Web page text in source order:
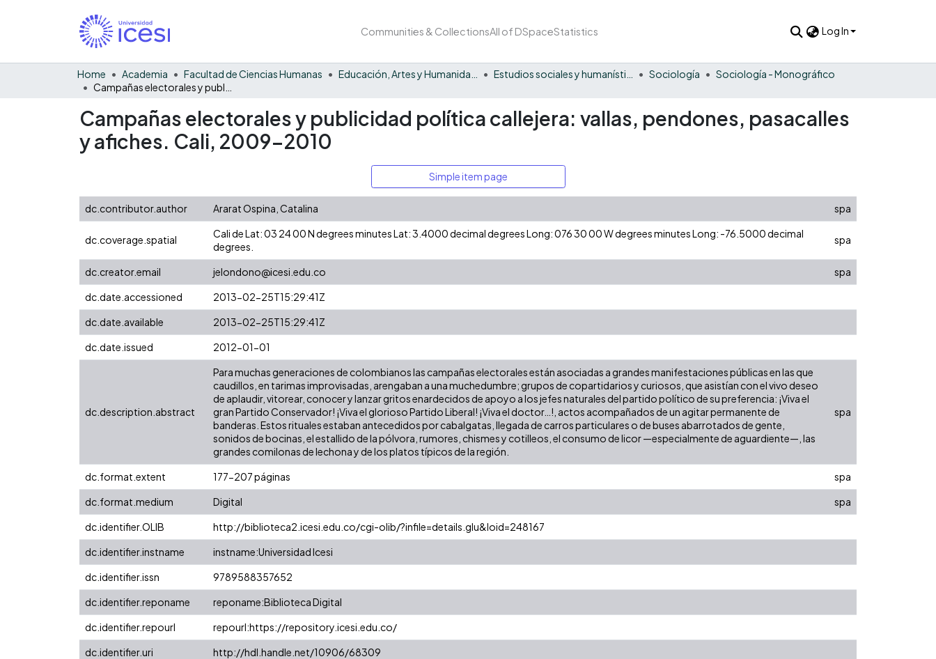
Communities & CollectionsAll of DSpaceStatistics Log In
Home Academia Facultad de Ciencias Humanas Sociología
Sociología - Monográfico
Campañas electorales y publicidad política callejera: vallas, pendones, pasacalles
y afiches. Cali, 2009-2010
Simple item page
dc.contributor.author Ararat Ospina, Catalina spa
dc.coverage.spatial
Cali de Lat: 03 24 00 N degrees minutes Lat: 3.4000 decimal degrees Long: 076 30 00 W degrees minutes Long: -76.5000 decimal
degrees.
spa
dc.creator.email jelondono@icesi.edu.co
spa
dc.date.accessioned
2013-02-25T15:29:41Z
dc.date.available
2013-02-25T15:29:41Z
dc.date.issued
2012-01-01
dc.description.abstract
Para muchas generaciones de colombianos las campañas electorales están asociadas a grandes manifestaciones públicas en las que
caudillos, en tarimas improvisadas, arengaban a una muchedumbre; grupos de copartidarios y curiosos, que asistían con el vivo deseo
de aplaudir, vitorear, conocer y lanzar gritos enardecidos de apoyo a los jefes naturales del partido político de su preferencia: ¡Viva el
gran Partido Conservador! ¡Viva el glorioso Partido Liberal! ¡Viva el doctor…!, actos acompañados de un agitar permanente de
banderas. Estos rituales estaban antecedidos por cabalgatas, llegada de carros particulares o de buses abarrotados de gente,
sonidos de bocinas, el estallido de la pólvora, rumores, chismes y cotilleos, el consumo de licor —especialmente de aguardiente—, las
grandes comilonas de lechona y de los platos típicos de la región.
spa
dc.format.extent 177-207 páginas
spa
dc.format.medium
Digital
spa
dc.identifier.OLIB
http://biblioteca2.icesi.edu.co/cgi-olib/?infile=details.glu&loid=248167
dc.identifier.instname
instname:Universidad Icesi
dc.identifier.issn
9789588357652
dc.identifier.reponame
reponame:Biblioteca Digital
dc.identifier.repourl
repourl:https://repository.icesi.edu.co/
dc.identifier.uri
http://hdl.handle.net/10906/68309